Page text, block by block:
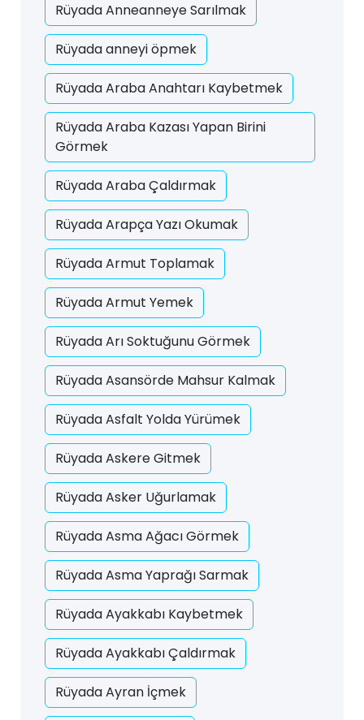
Rüyada Anneanneye Sarılmak
Rüyada anneyi öpmek
Rüyada Araba Anahtarı Kaybetmek
Rüyada Araba Kazası Yapan Birini
Görmek
Rüyada Araba Çaldırmak
Rüyada Arapça Yazı Okumak
Rüyada Armut Toplamak
Rüyada Armut Yemek
Rüyada Arı Soktuğunu Görmek
Rüyada Asansörde Mahsur Kalmak
Rüyada Asfalt Yolda Yürümek
Rüyada Askere Gitmek
Rüyada Asker Uğurlamak
Rüyada Asma Ağacı Görmek
Rüyada Asma Yaprağı Sarmak
Rüyada Ayakkabı Kaybetmek
Rüyada Ayakkabı Çaldırmak
Rüyada Ayran İçmek